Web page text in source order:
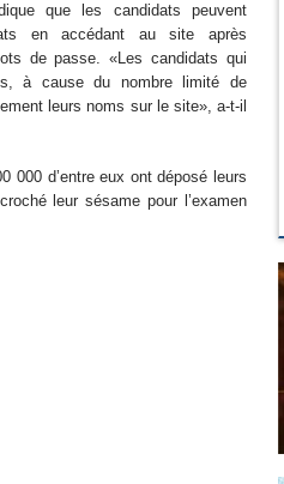
que les candidats peuvent
en accédant au site après
de passe. «Les candidats qui
à cause du nombre limité de
leurs noms sur le site», a-t-il
000 d’entre eux ont déposé leurs
leur sésame pour l’examen